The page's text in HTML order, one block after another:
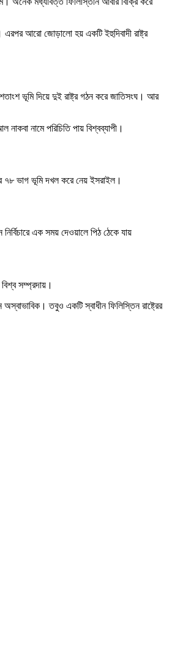
আরো জোড়ালো হয় একটি ইহুদিবাদী রাষ্ট্র
ভূমি দিয়ে দুই রাষ্ট্র গঠন করে জাতিসংঘ। আর
নামে পরিচিতি পায় বিশ্বব্যাপী।
ভাগ ভূমি দখল করে নেয় ইসরাইল।
এক সময় দেওয়ালে পিঠ ঠেকে যায়
সম্প্রদায়।
তবুও একটি স্বাধীন ফিলিস্তিন রাষ্ট্রের